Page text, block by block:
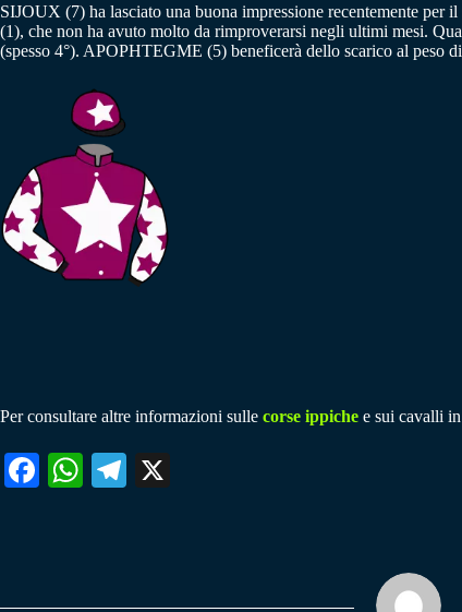
SIJOUX (7) ha lasciato una buona impressione recentemente
(1), che non ha avuto molto da rimproverarsi negli ultimi mesi.
(spesso 4°). APOPHTEGME (5) beneficerà dello scarico al peso
Per consultare altre informazioni sulle corse ippiche e sui cavalli
Fa W
Te